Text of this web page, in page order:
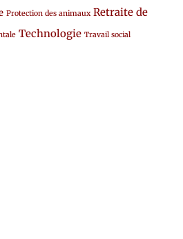
Protection des animaux Retraite de
Technologie Travail social